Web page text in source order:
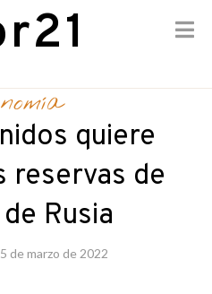
quiere
reservas de
Rusia
de marzo de 2022